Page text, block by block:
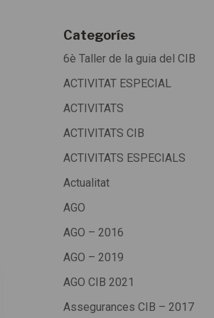
Categoríes
6è Taller de la guia del CIB
ACTIVITAT ESPECIAL
ACTIVITATS
ACTIVITATS CIB
ACTIVITATS ESPECIALS
Actualitat
AGO
AGO – 2016
AGO – 2019
AGO CIB 2021
Assegurances CIB – 2017